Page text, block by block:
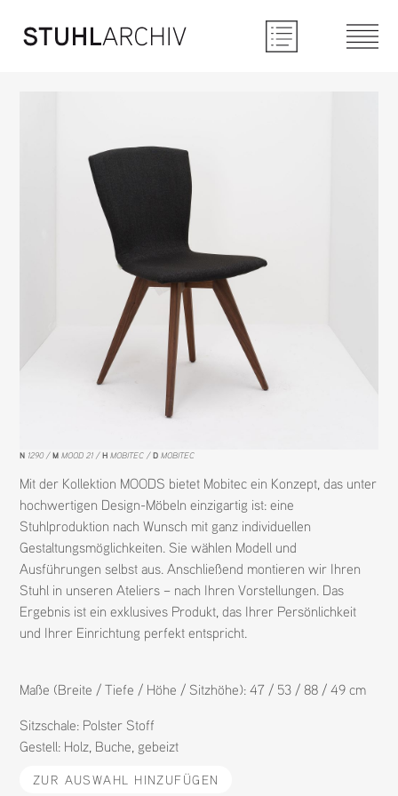
N 1290 M MOOD 21 H MOBITEC D MOBITEC
Mit der Kollektion MOODS bietet Mobitec ein Konzept, das unter
hochwertigen Design-Möbeln einzigartig ist: eine
Stuhlproduktion nach Wunsch mit ganz individuellen
Gestaltungsmöglichkeiten. Sie wählen Modell und
Ausführungen selbst aus. Anschließend montieren wir Ihren
Stuhl in unseren Ateliers – nach Ihren Vorstellungen. Das
Ergebnis ist ein exklusives Produkt, das Ihrer Persönlichkeit
und Ihrer Einrichtung perfekt entspricht.
Maße (Breite / Tiefe / Höhe / Sitzhöhe): 47 / 53 / 88 / 49 cm
Sitzschale: Polster Stoff
Gestell: Holz, Buche, gebeizt